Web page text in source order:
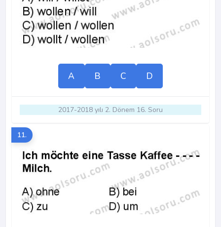
A B C D
2017-2018 yılı 2. Dönem 16. Soru
11.